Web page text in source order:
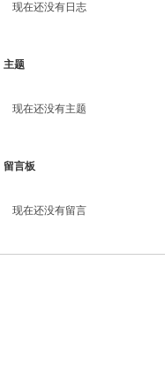
现在还没有日志
主题
现在还没有主题
留言板
现在还没有留言